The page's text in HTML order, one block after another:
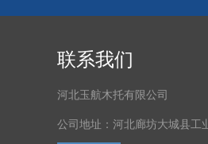
联系我们
河北玉航木托有限公司
公司地址：河北廊坊大城县工